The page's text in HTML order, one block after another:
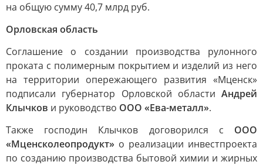
на общую сумму 40,7 млрд руб.
Орловская область
Соглашение о создании производства рулонного
проката с полимерным покрытием и изделий из него
на территории опережающего развития «Мценск»
подписали губернатор Орловской области Андрей
Клычков и руководство ООО «Ева-металл».
Также господин Клычков договорился с ООО
«Мценсколеопродукт» о реализации инвестпроекта
по созданию производства бытовой химии и жирных